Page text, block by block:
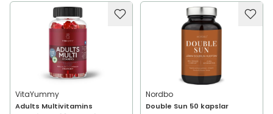
VitaYummy
Adults Multivitamins
Nordbo
Double Sun 50 kapslar